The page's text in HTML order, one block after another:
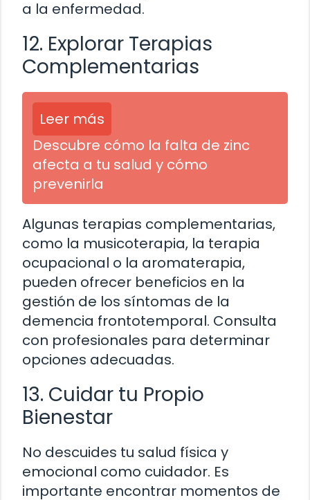
a la enfermedad.
12. Explorar Terapias
Complementarias
Leer más
Descubre cómo la falta de zinc
afecta a tu salud y cómo
prevenirla
Algunas terapias complementarias,
como la musicoterapia, la terapia
ocupacional o la aromaterapia,
pueden ofrecer beneficios en la
gestión de los síntomas de la
demencia frontotemporal. Consulta
con profesionales para determinar
opciones adecuadas.
13. Cuidar tu Propio
Bienestar
No descuides tu salud física y
emocional como cuidador. Es
importante encontrar momentos de